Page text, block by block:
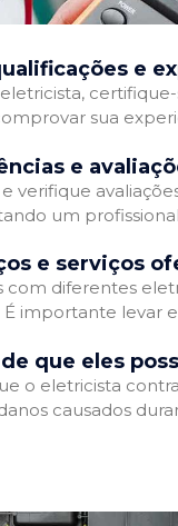
e
sua
e
verifique
um
e serviços
com diferentes
É importante levar
que eles
o eletricista
causados